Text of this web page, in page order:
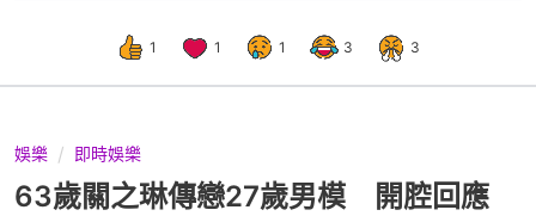
1 1 1 3 3
娛樂 即時娛樂
63歲關之琳傳戀27歲男模 開腔回應